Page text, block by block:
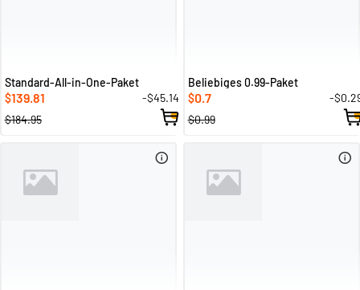
Standard-All-in-One-Paket
$139.81
-$45.14
$184.95
Beliebiges 0.99-Paket
$0.7
-
$0.99